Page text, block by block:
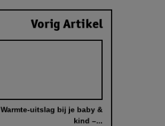
Vorig Artikel
Warmte-uitslag bij je baby &
kind –...